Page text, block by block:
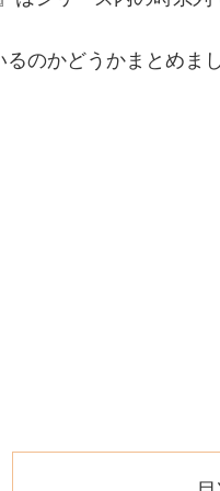
のかどうかまとめまし